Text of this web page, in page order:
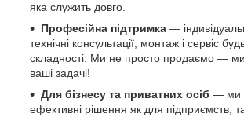
яка служить довго.
Професійна підтримка —
технічні консультації, монтаж і сервіс
складності. Ми не просто продаємо — ми
ваші задачі!
Для бізнесу та приватних осіб — ми
ефективні рішення як для підприємств,